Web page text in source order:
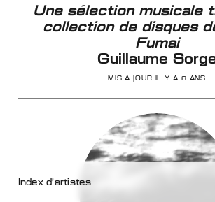
Une sélection musicale
collection de disques
Fumai
Guillaume
MIS À JOUR IL Y A 6 ANS
Index d’artistes